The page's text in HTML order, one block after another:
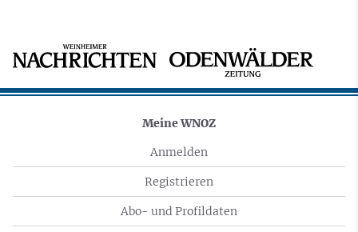
Meine WNOZ
Anmelden
Registrieren
Abo- und Profildaten